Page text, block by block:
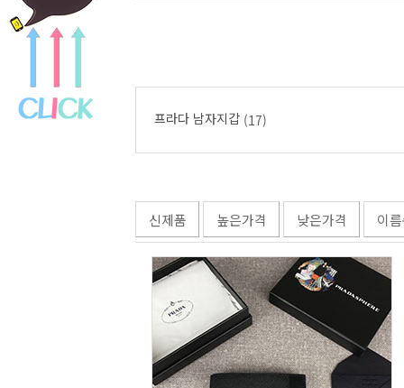
프라다 남자지갑 (17)
신제품 높은가격 낮은가격 이